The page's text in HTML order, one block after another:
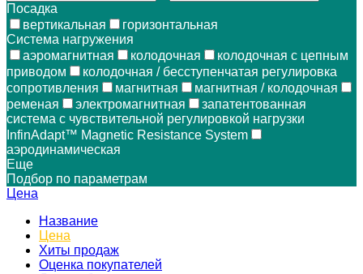
Посадка
вертикальная
горизонтальная
Система нагружения
аэромагнитная
колодочная
колодочная с цепным
приводом
колодочная / бесступенчатая регулировка
сопротивления
магнитная
магнитная / колодочная
ременая
электромагнитная
запатентованная
система с чувствительной регулировкой нагрузки
InfinAdapt™ Magnetic Resistance System
аэродинамическая
Еще
Подбор по параметрам
Цена
Название
Цена
Хиты продаж
Оценка покупателей